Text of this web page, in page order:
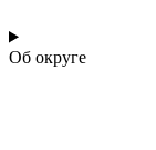
Об округе